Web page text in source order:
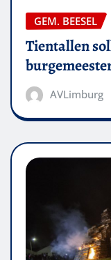
GEM. BEESEL
Tientallen
AVLimburg